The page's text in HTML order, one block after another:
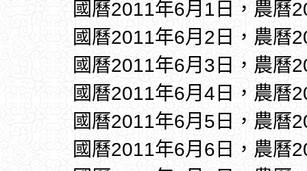
國曆2011年6月1日，農曆
國曆2011年6月2日，農曆
國曆2011年6月3日，農曆
國曆2011年6月4日，農曆
國曆2011年6月5日，農曆
國曆2011年6月6日，農曆